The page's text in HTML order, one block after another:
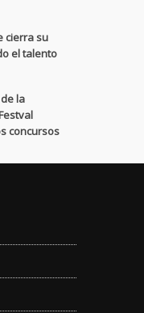
cierra su
el talento
la
concursos